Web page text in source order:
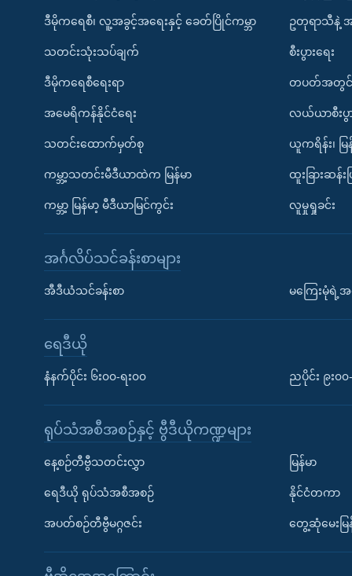
ဒီမိုကရေစီ၊ လူ့အခွင့်အရေးနှင့် ခေတ်ပြိုင်ကမ္ဘာ
သတင်းသုံးသပ်ချက်
ဒီမိုကရေစီရေးရာ
အမေရိကန်နိုင်ငံရေး
သတင်းထောက်မှတ်စု
ကမ္ဘာ့သတင်းမီဒီယာထဲက မြန်မာ
ကမ္ဘာ့ မြန်မာ့ မီဒီယာမြင်ကွင်း
ဥတုရာသီနဲ့ အ
စီးပွားရေး
တပတ်အတွင်း
လယ်ယာစီးပွာ
ယူကရိန်း၊ မ
ထူးခြားဆန်း
လူမှုရှုခင်း
အင်္ဂလိပ်သင်ခန်းစာများ
အီဒီယံသင်ခန်းစာ မကြေးမုံရဲ့အ
ရေဒီယို
နံနက်ပိုင်း ၆း၀၀-ရး၀၀ ညပိုင်း ၉း၀၀
ရုပ်သံအစီအစဉ်နှင့် ဗွီဒီယိုကဏ္ဍများ
နေ့စဉ်တီဗွီသတင်းလွှာ
ရေဒီယို ရုပ်သံအစီအစဉ်
အပတ်စဉ်တီဗွီမဂ္ဂဇင်း
မြန်မာ
နိုင်ငံတကာ
တွေ့ဆုံမေးမြန်